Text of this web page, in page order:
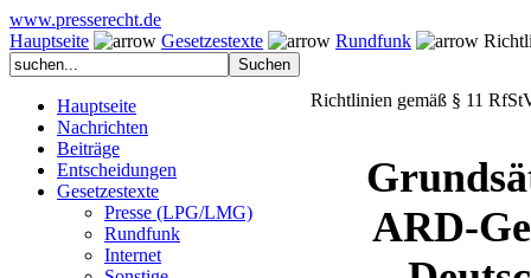
www.presserecht.de
Hauptseite
Gesetzestexte Rundfunk
Hauptseite
Nachrichten
Beiträge
Entscheidungen
Gesetzestexte
Presse (LPG/LMG)
Rundfunk
Internet
Richtlinien gemäß § 11
ARD-